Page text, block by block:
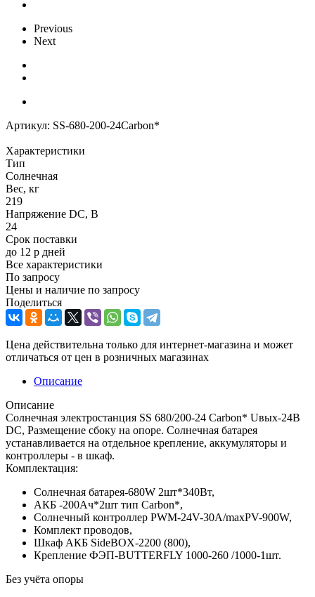
Previous
Next
Артикул: SS-680-200-24Carbon*
Характеристики
Тип
Солнечная
Вес, кг
219
Напряжение DC, В
24
Срок поставки
до 12 р дней
Все характеристики
По запросу
Цены и наличие по запросу
Поделиться
Цена действительна только для интернет-магазина и может
отличаться от цен в розничных магазинах
Описание
Описание
Солнечная электростанция SS 680/200-24 Carbon* Uвых-24В
DC, Размещение сбоку на опоре. Солнечная батарея
устанавливается на отдельное крепление, аккумуляторы и
контроллеры - в шкаф.
Комплектация:
Солнечная батарея-680W 2шт*340Вт,
АКБ -200Aч*2шт тип Carbon*,
Солнечный контроллер PWM-24V-30A/maxPV-900W,
Комплект проводов,
Шкаф АКБ SideBOX-2200 (800),
Крепление ФЭП-BUTTERFLY 1000-260 /1000-1шт.
Без учёта опоры